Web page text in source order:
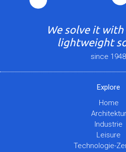
We solve it
lightweight
since 1948
Explore
Home
Architektur
Industrie
Leisure
Technologie-